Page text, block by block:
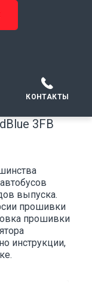
КОНТАКТЫ
3FB
выпуска.
прошивки
прошивки
инструкции,